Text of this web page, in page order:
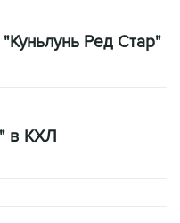
Ред Стар"
в КХЛ